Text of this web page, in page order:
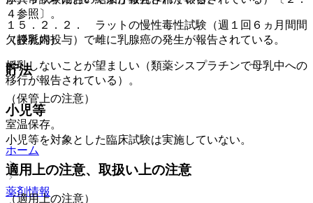
１５．２．２． ラットの慢性毒性試験（週１回６ヵ月間間
欠静脈内投与）で雌に乳腺癌の発生が報告されている。
貯法
（保管上の注意）
室温保存。
ホーム
薬剤情報
４参照〕。
（授乳婦）
授乳しないことが望ましい（類薬シスプラチンで母乳中への
移行が報告されている）。
小児等
小児等を対象とした臨床試験は実施していない。
適用上の注意、取扱い上の注意
（適用上の注意）